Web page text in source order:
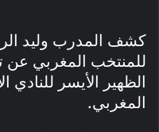
كشف المدرب وليد
للمنتخب المغربي
الظهير الأيسر
المغربي.